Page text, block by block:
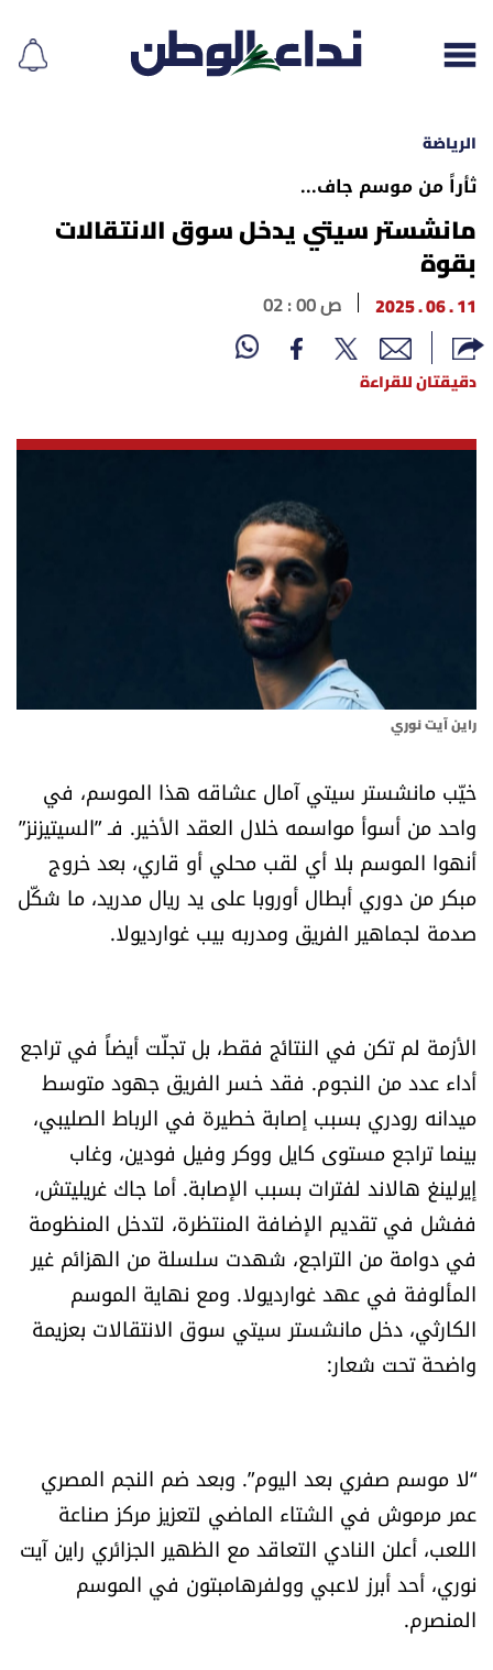
إقرأ الجريدة
لبنان
الغلاف
نداء اليوم
محليات
خاص الموقع
تحت المجهر
آراء
اقتصاد
الصحافة الإسرائيلية
ثقافة وفنون
فصل من كتاب
اقرأ تضحك
كاميرا
سجالات
الرياضة
منوّعات
حظّك اليوم
الرياضة
ثأراً من موسم جاف...
مانشستر سيتي يدخل سوق الانتقالات
بقوة
11 . 06 . 2025 02 : 00 ص
دقيقتان للقراءة
راين آيت نوري
خيّب مانشستر سيتي آمال عشاقه هذا الموسم، في
واحد من أسوأ مواسمه خلال العقد الأخير. فـ ”السيتيزنز”
أنهوا الموسم بلا أي لقب محلي أو قاري، بعد خروج
مبكر من دوري أبطال أوروبا على يد ريال مدريد، ما شكّل
صدمة لجماهير الفريق ومدربه بيب غوارديولا.
الأزمة لم تكن في النتائج فقط، بل تجلّت أيضاً في تراجع
أداء عدد من النجوم. فقد خسر الفريق جهود متوسط
ميدانه رودري بسبب إصابة خطيرة في الرباط الصليبي،
بينما تراجع مستوى كايل ووكر وفيل فودين، وغاب
إيرلينغ هالاند لفترات بسبب الإصابة. أما جاك غريليتش،
ففشل في تقديم الإضافة المنتظرة، لتدخل المنظومة
في دوامة من التراجع، شهدت سلسلة من الهزائم غير
المألوفة في عهد غوارديولا. ومع نهاية الموسم
الكارثي، دخل مانشستر سيتي سوق الانتقالات بعزيمة
واضحة تحت شعار:
“لا موسم صفري بعد اليوم”. وبعد ضم النجم المصري
عمر مرموش في الشتاء الماضي لتعزيز مركز صناعة
اللعب، أعلن النادي التعاقد مع الظهير الجزائري راين آيت
نوري، أحد أبرز لاعبي وولفرهامبتون في الموسم
المنصرم.